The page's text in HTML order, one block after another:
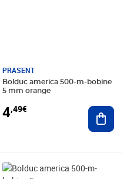
au panier
PRASENT
Bolduc america 500-m-bobine
5 mm orange
4,49€
Prix 4,49€